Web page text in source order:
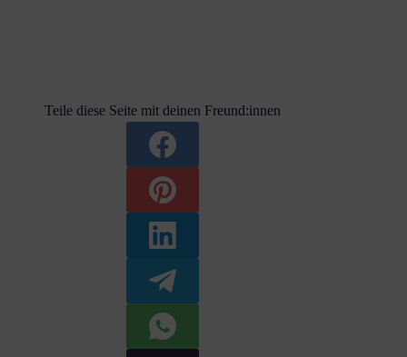
Teile diese Seite mit deinen Freund:innen